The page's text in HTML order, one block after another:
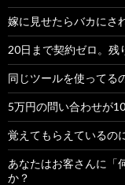
嫁に見せたらバカにさ
20日まで契約ゼロ。残
同じツールを使ってる
5万円の問い合わせが
覚えてもらえているの
あなたはお客さんに「
か？